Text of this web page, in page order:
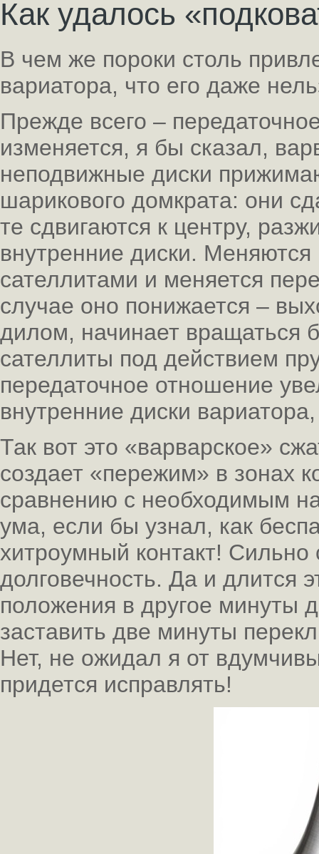
Как удалось
В чем же пороки столь
вариатора, что его даже
Прежде всего –
изменяется, я бы сказал,
неподвижные диски
шарикового домкрата: они
те сдвигаются к центру,
внутренние диски.
сателлитами и меняется
случае оно понижается –
дилом, начинает вращаться
сателлиты под действием
передаточное отношение
внутренние диски
Так вот это «варварское»
создает «пережим» в зонах
сравнению с необходимым
ума, если бы узнал, как
хитроумный контакт!
долговечность. Да и длится
положения в другое минуты
заставить две минуты
Нет, не ожидал я от
придется исправлять!